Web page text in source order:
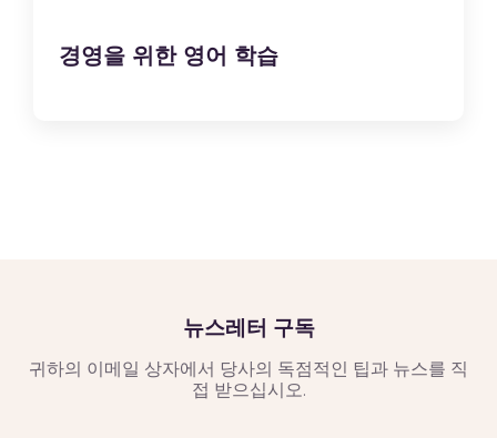
경영을 위한 영어 학습
뉴스레터 구독
귀하의 이메일 상자에서 당사의 독점적인 팁과 뉴스를 직
접 받으십시오.